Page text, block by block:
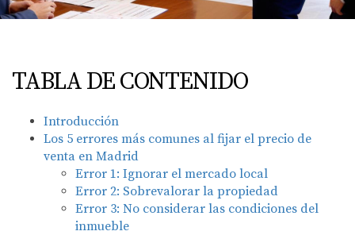
TABLA DE CONTENIDO
Introducción
Los 5 errores más comunes al fijar el precio de
venta en Madrid
Error 1: Ignorar el mercado local
Error 2: Sobrevalorar la propiedad
Error 3: No considerar las condiciones del
inmueble